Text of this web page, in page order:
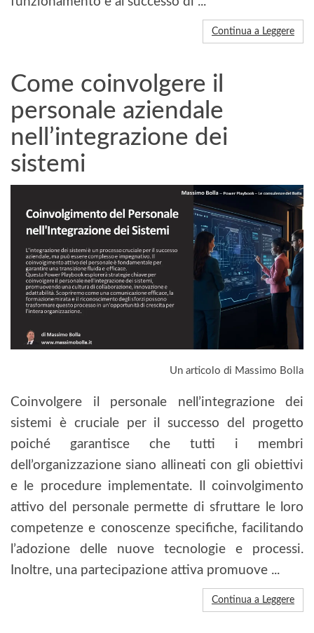
Continua a Leggere
Come coinvolgere il
personale aziendale
nell’integrazione dei
sistemi
Un articolo di Massimo Bolla
Coinvolgere il personale nell’integrazione dei
sistemi è cruciale per il successo del progetto
poiché garantisce che tutti i membri
dell’organizzazione siano allineati con gli obiettivi
e le procedure implementate. Il coinvolgimento
attivo del personale permette di sfruttare le loro
competenze e conoscenze specifiche, facilitando
l’adozione delle nuove tecnologie e processi.
Inoltre, una partecipazione attiva promuove ...
Continua a Leggere